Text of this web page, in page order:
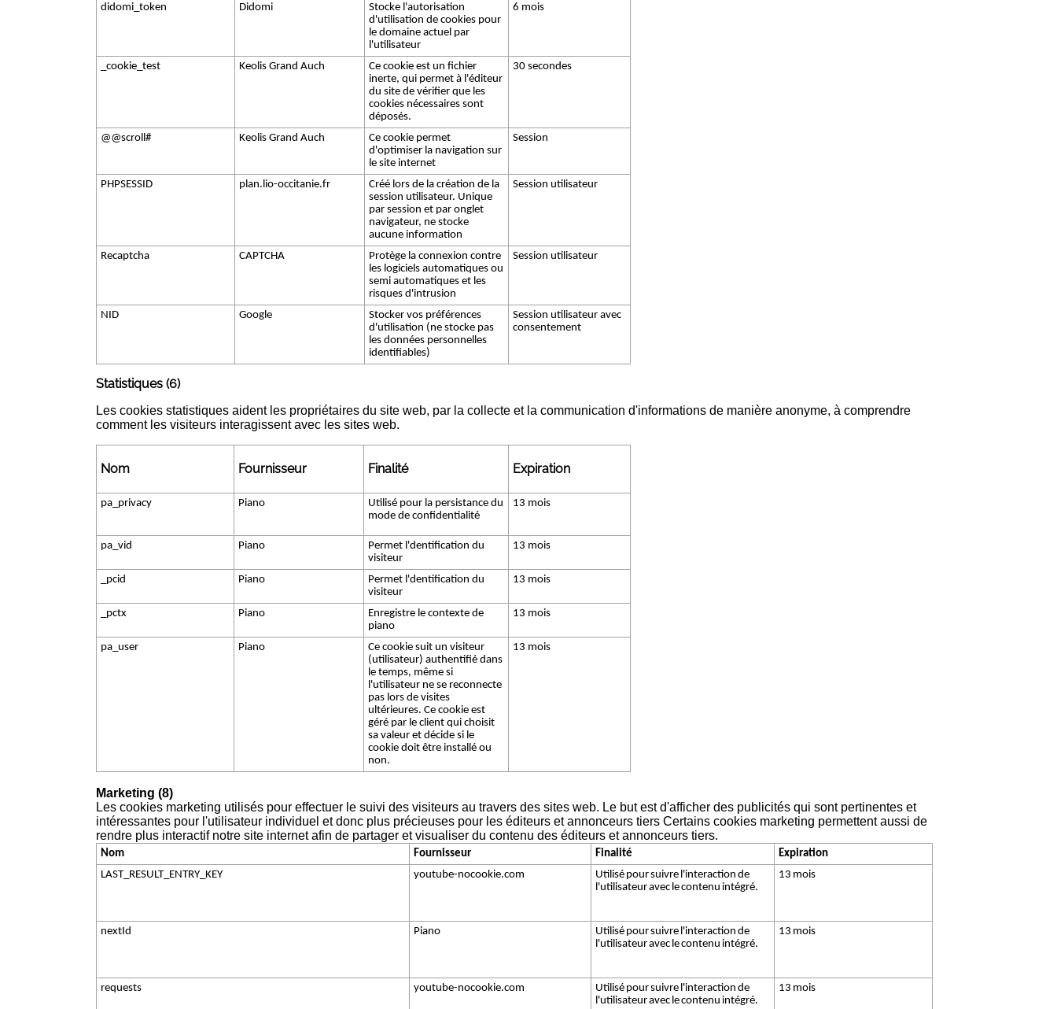
didomi_token Didomi
Stocke l'autorisation
d'utilisation de cookies pour
le domaine actuel par
l'utilisateur
6 mois
_cookie_test Keolis Grand Auch
Ce cookie est un fichier
inerte, qui permet à l'éditeur
du site de vérifier que les
cookies nécessaires sont
déposés.
30 secondes
@@scroll# Keolis Grand Auch
Ce cookie permet
d'optimiser la navigation sur
le site internet
Session
PHPSESSID plan.lio-occitanie.fr
Créé lors de la création de la
session utilisateur. Unique
par session et par onglet
navigateur, ne stocke
aucune information
Session utilisateur
Recaptcha CAPTCHA
Protège la connexion contre
les logiciels automatiques ou
semi automatiques et les
risques d'intrusion
Session utilisateur
NID Google
Stocker vos préférences
d'utilisation (ne stocke pas
les données personnelles
identifiables)
Session utilisateur avec
consentement
Statistiques (6)
Les cookies statistiques aident les propriétaires du site web, par la collecte et la communication d'informations de manière anonyme, à comprendre
comment les visiteurs interagissent avec les sites web.
Nom Fournisseur Finalité Expiration
pa_privacy Piano
Utilisé pour la persistance du
mode de confidentialité
13 mois
pa_vid Piano
Permet l'dentification du
visiteur
13 mois
_pcid Piano
Permet l'dentification du
visiteur
13 mois
_pctx Piano
Enregistre le contexte de
piano
13 mois
pa_user Piano
Ce cookie suit un visiteur
(utilisateur) authentifié dans
le temps, même si
l'utilisateur ne se reconnecte
pas lors de visites
ultérieures. Ce cookie est
géré par le client qui choisit
sa valeur et décide si le
cookie doit être installé ou
non.
13 mois
Marketing (8)
Les cookies marketing utilisés pour effectuer le suivi des visiteurs au travers des sites web. Le but est d'afficher des publicités qui sont pertinentes et
intéressantes pour l'utilisateur individuel et donc plus précieuses pour les éditeurs et annonceurs tiers Certains cookies marketing permettent aussi de
rendre plus interactif notre site internet afin de partager et visualiser du contenu des éditeurs et annonceurs tiers.
Nom Fournisseur Finalité
Expiration
LAST_RESULT_ENTRY_KEY
youtube-nocookie.com
Utilisé pour suivre l'interaction de
l'utilisateur avec le contenu intégré.
13 mois
nextId Piano
Utilisé pour suivre l'interaction de
l'utilisateur avec le contenu intégré.
13 mois
requests youtube-nocookie.com
Utilisé pour suivre l'interaction de
l'utilisateur avec le contenu intégré.
13 mois